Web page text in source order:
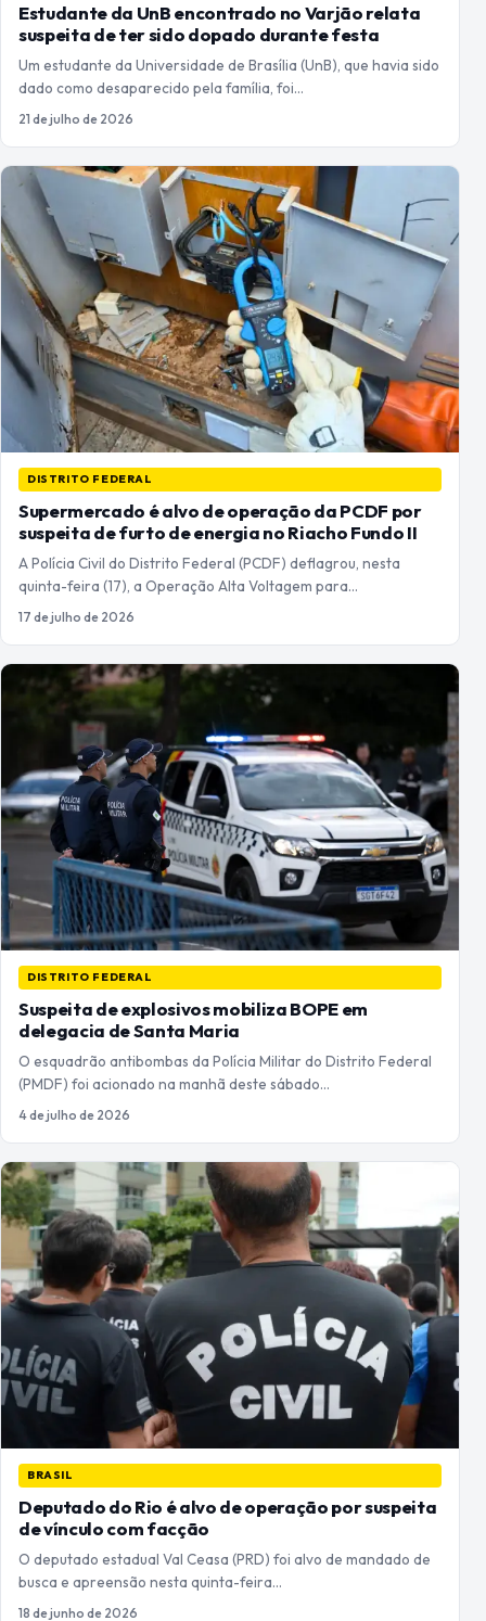
Estudante da UnB encontrado no Varjão relata
suspeita de ter sido dopado durante festa
Um estudante da Universidade de Brasília (UnB), que havia sido
dado como desaparecido pela família, foi…
21 de julho de 2026
DISTRITO FEDERAL
Supermercado é alvo de operação da PCDF por
suspeita de furto de energia no Riacho Fundo II
A Polícia Civil do Distrito Federal (PCDF) deflagrou, nesta
quinta-feira (17), a Operação Alta Voltagem para…
17 de julho de 2026
DISTRITO FEDERAL
Suspeita de explosivos mobiliza BOPE em
delegacia de Santa Maria
O esquadrão antibombas da Polícia Militar do Distrito Federal
(PMDF) foi acionado na manhã deste sábado…
4 de julho de 2026
BRASIL
Deputado do Rio é alvo de operação por suspeita
de vínculo com facção
O deputado estadual Val Ceasa (PRD) foi alvo de mandado de
busca e apreensão nesta quinta-feira…
18 de junho de 2026